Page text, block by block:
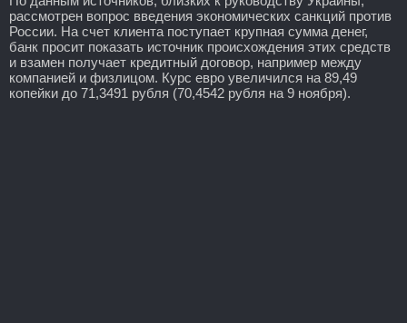
рассмотрен вопрос введения экономических санкций против
России. На счет клиента поступает крупная сумма денег,
банк просит показать источник происхождения этих средств
и взамен получает кредитный договор, например между
компанией и физлицом. Курс евро увеличился на 89,49
копейки до 71,3491 рубля (70,4542 рубля на 9 ноября).